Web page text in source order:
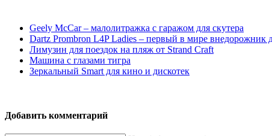
Geely McCar – малолитражка с гаражом для скутера
Dartz Prombron L4P Ladies – первый в мире внедорожник
Лимузин для поездок на пляж от Strand Craft
Машина с глазами тигра
Зеркальный Smart для кино и дискотек
Добавить комментарий